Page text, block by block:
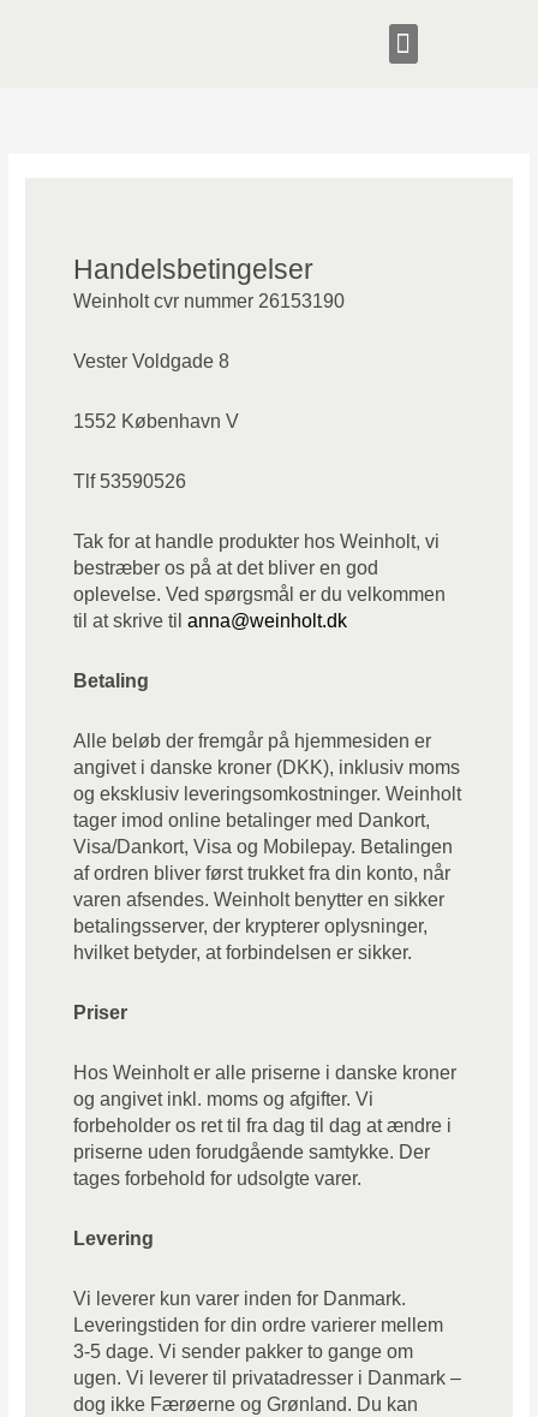
Handelsbetingelser
Weinholt cvr nummer 26153190
Vester Voldgade 8
1552 København V
Tlf 53590526
Tak for at handle produkter hos Weinholt, vi
bestræber os på at det bliver en god
oplevelse. Ved spørgsmål er du velkommen
til at skrive tilanna@weinholt.dk
Betaling
Alle beløb der fremgår på hjemmesiden er
angivet i danske kroner (DKK), inklusiv moms
og eksklusiv leveringsomkostninger. Weinholt
tager imod online betalinger med Dankort,
Visa/Dankort, Visa og Mobilepay. Betalingen
af ordren bliver først trukket fra din konto, når
varen afsendes. Weinholt benytter en sikker
betalingsserver, der krypterer oplysninger,
hvilket betyder, at forbindelsen er sikker.
Priser
HosWeinholter alle priserne i danske kroner
og angivet inkl. moms og afgifter. Vi
forbeholder os ret til fra dag til dag at ændre i
priserne uden forudgående samtykke. Der
tages forbehold for udsolgte varer.
Levering
Vi leverer kun varer inden for Danmark.
Leveringstiden for din ordre varierer mellem
3-5 dage. Vi sender pakker to gange om
ugen. Vi leverer til privatadresser i Danmark –
dog ikke Færøerne og Grønland. Du kan